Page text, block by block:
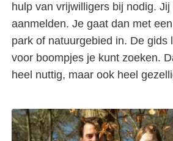
hulp van vrijwilligers bij nodig.
aanmelden. Je gaat dan met
park of natuurgebied in. De gids
voor boompjes je kunt zoeken.
heel nuttig, maar ook heel